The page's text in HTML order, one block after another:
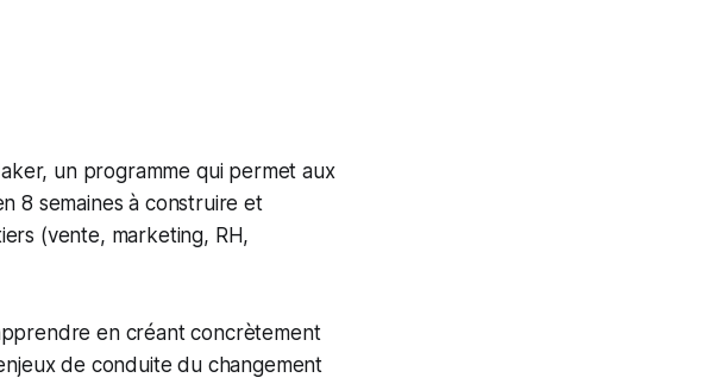
un programme qui permet aux
8 semaines à construire et
(vente, marketing, RH,
en créant concrètement
de conduite du changement